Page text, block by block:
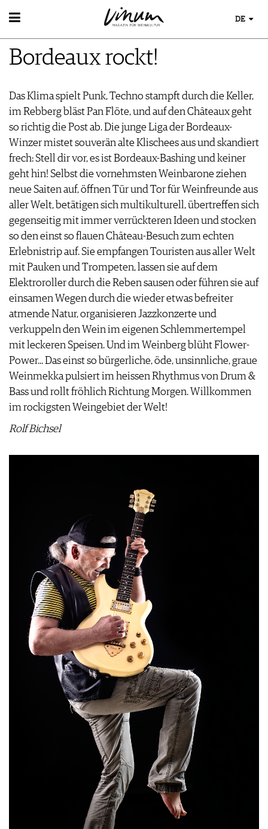
WEIN
WEINSUCHE
WINZER
WEINE DES MONATS
TRINKREIFETABELLE
UNIQUE WINERIES
CLUB LES DOMAINES
WEINWISSEN
WEINLEXIKON
WEINGESCHICHTE
WEINLAGERUNG
INFOGRAFIKEN
TIPPS & TRICKS
NEWS
EVENTS
EVENTKALENDER
AWARDS
EVENT-BILDER
ESSEN & TRINKEN
WEINREISEN
MAGAZIN
REPORTAGEN
DOSSIER
WINEGUIDES
KLARTEXT
EXTRAS
ABO
AUSGABE
ARCHIV
VORTEILSWELT
MEDIATHEK
VIDEOS
BILDSTRECKEN
NEWS
WEINWIRTSCHAFT
WEINSZENE
PORTRAITS
VINOPHILES
ARCHIV
ANMELDEN
AWARDS
WERBUNG
PRESSE
IMPRESSUM
AGB & DATENSCHUTZ
DE
Bordeaux rockt!
Das Klima spielt Punk, Techno stampft durch die Keller,
im Rebberg bläst Pan Flöte, und auf den Châteaux geht
so richtig die Post ab. Die junge Liga der Bordeaux-
Winzer mistet souverän alte Klischees aus und skandiert
frech: Stell dir vor, es ist Bordeaux-Bashing und keiner
geht hin! Selbst die vornehmsten Weinbarone ziehen
neue Saiten auf, öffnen Tür und Tor für Weinfreunde aus
aller Welt, betätigen sich multikulturell, übertreffen sich
gegenseitig mit immer verrückteren Ideen und stocken
so den einst so flauen Château-Besuch zum echten
Erlebnistrip auf. Sie empfangen Touristen aus aller Welt
mit Pauken und Trompeten, lassen sie auf dem
Elektroroller durch die Reben sausen oder führen sie auf
einsamen Wegen durch die wieder etwas befreiter
atmende Natur, organisieren Jazzkonzerte und
verkuppeln den Wein im eigenen Schlemmertempel
mit leckeren Speisen. Und im Weinberg blüht Flower-
Power... Das einst so bürgerliche, öde, unsinnliche, graue
Weinmekka pulsiert im heissen Rhythmus von Drum &
Bass und rollt fröhlich Richtung Morgen. Willkommen
im rockigsten Weingebiet der Welt!
Rolf Bichsel